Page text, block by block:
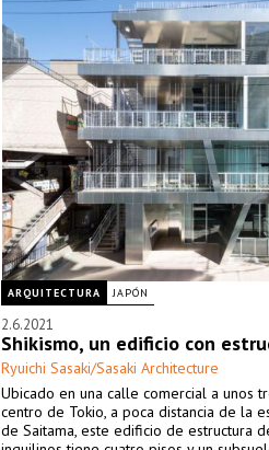
ARQUITECTURA JAPÓN
2.6.2021
Shikismo, un edificio con
Ryuichi Sasaki/Sasaki Architecture
Ubicado en una calle comercial a unos
centro de Tokio, a poca distancia de la
de Saitama, este edificio de estructura